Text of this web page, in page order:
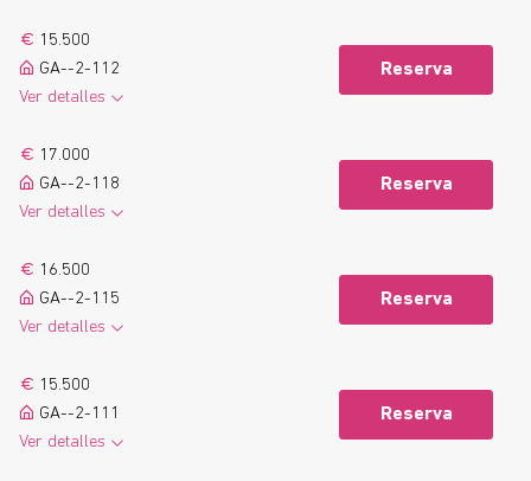
15.500
GA--2-112
Ver detalles
Reserva
17.000
GA--2-118
Ver detalles
Reserva
16.500
GA--2-115
Ver detalles
Reserva
15.500
GA--2-111
Ver detalles
Reserva